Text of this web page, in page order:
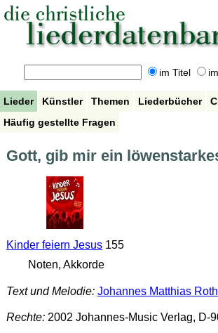
im Titel
Lieder Künstler Themen Liederbücher
Häufig gestellte Fragen
Gott, gib mir ein
Kinder feiern Jesus155
Noten, Akkorde
Text und Melodie: Johannes Matthias Roth
Rechte:2002 Johannes-Music Verlag, D-